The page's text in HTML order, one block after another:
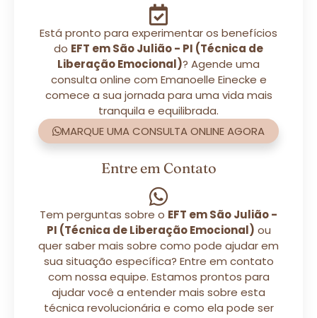
Está pronto para experimentar os benefícios
do EFT em São Julião - PI (Técnica de
Liberação Emocional)? Agende uma
consulta online com Emanoelle Einecke e
comece a sua jornada para uma vida mais
tranquila e equilibrada.
MARQUE UMA CONSULTA ONLINE AGORA
Entre em Contato
Tem perguntas sobre o EFT em São Julião -
PI (Técnica de Liberação Emocional) ou
quer saber mais sobre como pode ajudar em
sua situação específica? Entre em contato
com nossa equipe. Estamos prontos para
ajudar você a entender mais sobre esta
técnica revolucionária e como ela pode ser